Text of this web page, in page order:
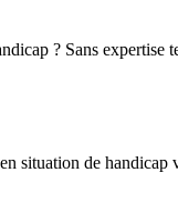
? Sans
situation de